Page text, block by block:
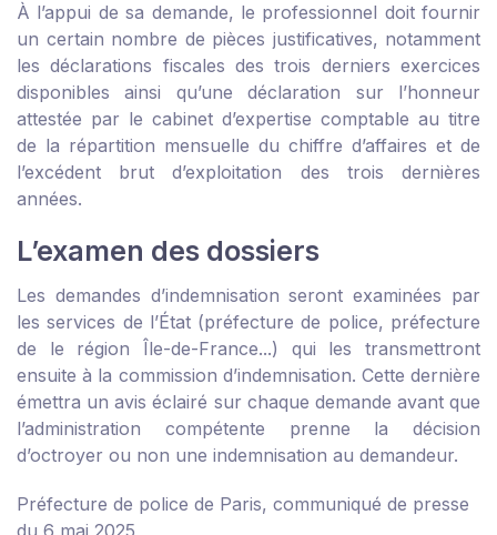
À l’appui de sa demande, le professionnel doit fournir
un certain nombre de pièces justificatives, notamment
les déclarations fiscales des trois derniers exercices
disponibles ainsi qu’une déclaration sur l’honneur
attestée par le cabinet d’expertise comptable au titre
de la répartition mensuelle du chiffre d’affaires et de
l’excédent brut d’exploitation des trois dernières
années.
L’examen des dossiers
Les demandes d’indemnisation seront examinées par
les services de l’État (préfecture de police, préfecture
de le région Île-de-France...) qui les transmettront
ensuite à la commission d’indemnisation. Cette dernière
émettra un avis éclairé sur chaque demande avant que
l’administration compétente prenne la décision
d’octroyer ou non une indemnisation au demandeur.
Préfecture de police de Paris, communiqué de presse